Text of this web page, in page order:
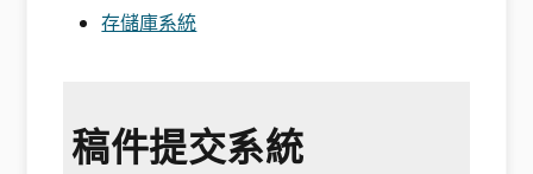
存儲庫系統
稿件提交系統